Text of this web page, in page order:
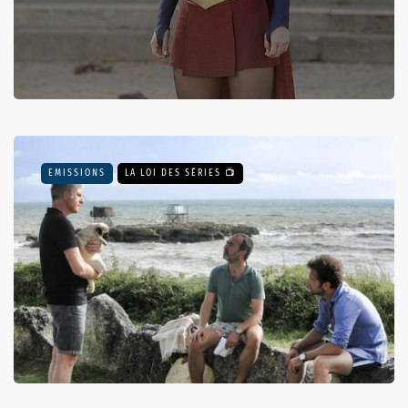
EMISSIONS LA LOI DES SÉRIES 📺